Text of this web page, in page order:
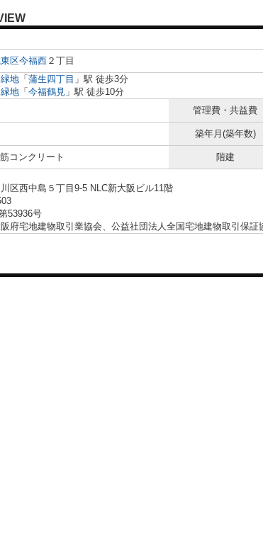
区今福西 ２丁目
地 「 蒲生四丁目 」駅 徒歩3分
地 「 今福鶴見 」駅 徒歩10分
管理費・共益費
築年月(築年数)
コンクリート 階建
区西中島５丁目9-5 NLC新大阪ビル11階
53936号
府宅地建物取引業協会、公益社団法人全国宅地建物取引保証